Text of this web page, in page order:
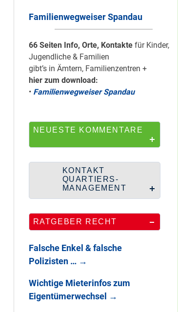
Familienwegweiser Spandau
66 Seiten Info, Orte, Kontakte für Kinder,
Jugendliche & Familien
gibt’s in Ämtern, Familienzentren +
hier zum download:
• Familienwegweiser Spandau
NEUESTE KOMMENTARE
KONTAKT
QUARTIERS-
MANAGEMENT
RATGEBER RECHT
Falsche Enkel & falsche
Polizisten … →
Wichtige Mieterinfos zum
Eigentümerwechsel →
Lokale Register-
Anlaufstelle in
Staaken
Silber für
Bildungsnetz
HipHop-Video: Das
ist Mein Viertel!
Mit Mieter-Kohle
auf Senats-Kohle
zwei Hahnebergen
kam